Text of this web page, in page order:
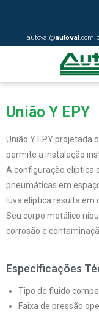
autoval@autoval
União Y EPY
União Y EPY projetada
permite a instalação
A configuração elíptica
pneumáticas em
luva elíptica resulta em
Seu corpo metálico
corrosão e
Especificações
Tipo de fluido
Faixa de pressão